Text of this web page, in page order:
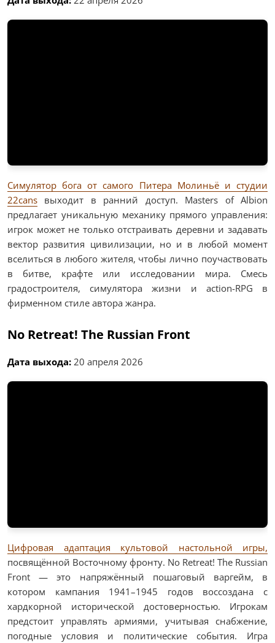
Симулятор бога от самого Питера Молиньё и студии
22cans выходит в ранний доступ. Masters of Albion
предлагает уникальную механику прямого управления:
игрок может не только отстраивать деревни и задавать
вектор развития цивилизации, но и в любой момент
вселиться в любого жителя, чтобы лично поучаствовать
в битве, крафте или исследовании мира. Смесь
градостроителя, симулятора жизни и action-RPG в
фирменном стиле автора жанра.
No Retreat! The Russian Front
Дата выхода: 20 апреля 2026
Цифровая адаптация культовой настольной игры,
посвящённой Восточному фронту. No Retreat! The Russian
Front — это напряжённый пошаговый варгейм, в
котором кампания 1941–1945 годов воссоздана с
хардкорной исторической достоверностью. Игрокам
предстоит управлять армиями, учитывая снабжение,
погодные условия и политические события. Игра